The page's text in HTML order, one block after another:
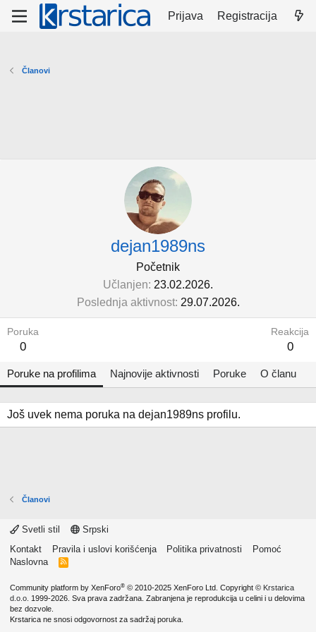
Prijava Registracija
Članovi
dejan1989ns
Početnik
Učlanjen 23.02.2026.
Poslednja aktivnost 29.07.2026.
Poruka
0
Reakcija
0
Poruke na profilima Najnovije aktivnosti Poruke O članu
Još uvek nema poruka na dejan1989ns profilu.
Članovi
Svetli stil
Srpski
Kontakt
Pravila i uslovi korišćenja Politika privatnosti
Pomoć
Naslovna
R
Community platform by XenForo® © 2010-2025 XenForo Ltd. Copyright © Krstarica
d.o.o. 1999-2026. Sva prava zadržana. Zabranjena je reprodukcija u celini i u delovima
bez dozvole.
Krstarica ne snosi odgovornost za sadržaj poruka.